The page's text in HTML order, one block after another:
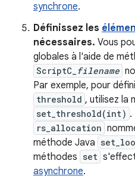
synchrone.
Définissez les
nécessaires. Vous
globales à l'aide de
ScriptC_ filename
Par exemple, pour
threshold , utilisez la
set_threshold(int) .
rs_allocation
méthode Java
méthodes set
asynchrone.